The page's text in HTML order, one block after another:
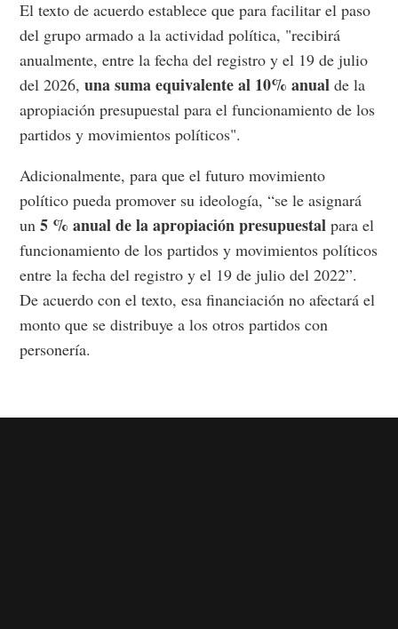
El texto de acuerdo establece que para facilitar el paso
del grupo armado a la actividad política, "recibirá
anualmente, entre la fecha del registro y el 19 de julio
del 2026,una suma equivalente al 10% anualde la
apropiación presupuestal para el funcionamiento de los
partidos y movimientos políticos".
Adicionalmente, para que el futuro movimiento
político pueda promover su ideología, “se le asignará
un 5 % anual de la apropiación presupuestal para el
funcionamiento de los partidos y movimientos políticos
entre la fecha del registro y el 19 de julio del 2022”.
De acuerdo con el texto, esa financiación no afectará el
monto que se distribuye a los otros partidos con
personería.